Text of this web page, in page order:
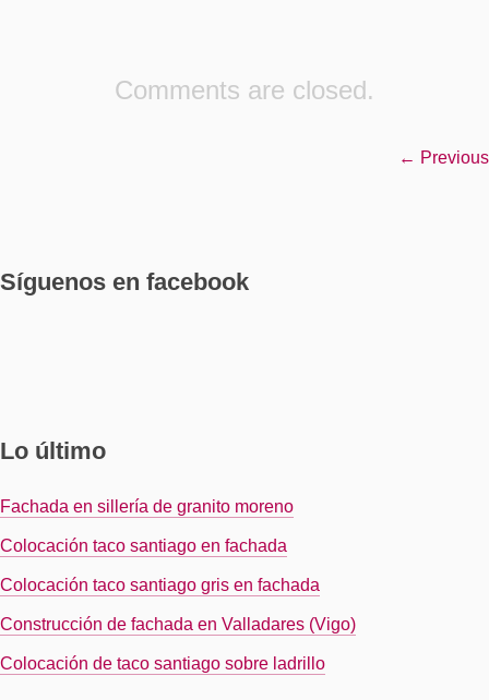
Comments are closed.
← Previous
Síguenos en facebook
Lo último
Fachada en sillería de granito moreno
Colocación taco santiago en fachada
Colocación taco santiago gris en fachada
Construcción de fachada en Valladares (Vigo)
Colocación de taco santiago sobre ladrillo